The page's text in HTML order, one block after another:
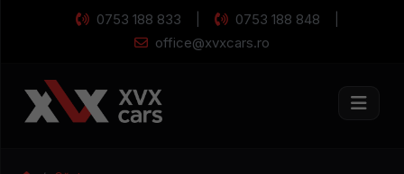
0753 188 833 0753 188 848
office@xvxcars.ro
Caută
mașina